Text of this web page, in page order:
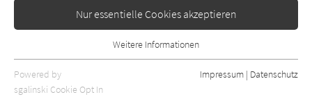
Nur essentielle Cookies akzeptieren
Essentielle Cookies werden für grundlegende Funktionen der
Webseite benötigt. Dadurch ist gewährleistet, dass die Webseite
Weitere Informationen
Powered by
sgalinski Cookie Opt In
Impressum | Datenschutz